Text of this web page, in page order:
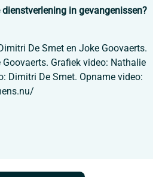
dienstverlening in gevangenissen?
De Smet en Joke Goovaerts.
Grafiek video: Nathalie
Dimitri De Smet. Opname video: